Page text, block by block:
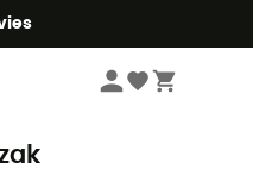
Slaapzakken